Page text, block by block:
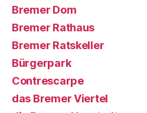
Bremer Dom
Bremer Rathaus
Bremer Ratskeller
Bürgerpark
Contrescarpe
das Bremer Viertel